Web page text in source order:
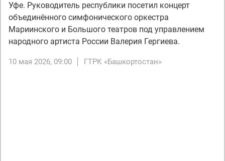
Уфе. Руководитель республики посетил концерт
объединённого симфонического оркестра
Мариинского и Большого театров под управлением
народного артиста России Валерия Гергиева.
10 мая 2026, 09:00 ГТРК «Башкортостан»